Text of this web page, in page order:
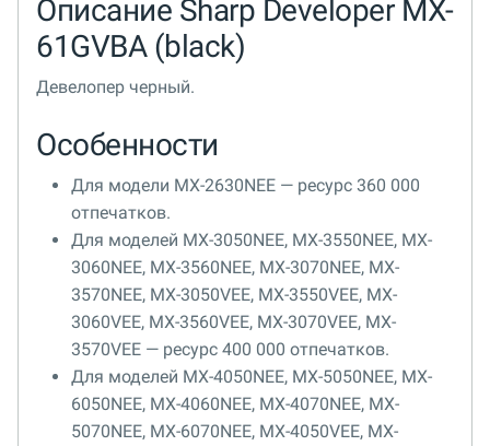
Описание Sharp Developer MX-
61GVBA (black)
Девелопер черный.
Особенности
Для модели MX-2630NEE — ресурс 360 000
отпечатков.
Для моделей MX-3050NEE, MX-3550NEE, MX-
3060NEE, MX-3560NEE, MX-3070NEE, MX-
3570NEE, MX-3050VEE, MX-3550VEE, MX-
3060VEE, MX-3560VEE, MX-3070VEE, MX-
3570VEE — ресурс 400 000 отпечатков.
Для моделей MX-4050NEE, MX-5050NEE, MX-
6050NEE, MX-4060NEE, MX-4070NEE, MX-
5070NEE, MX-6070NEE, MX-4050VEE, MX-